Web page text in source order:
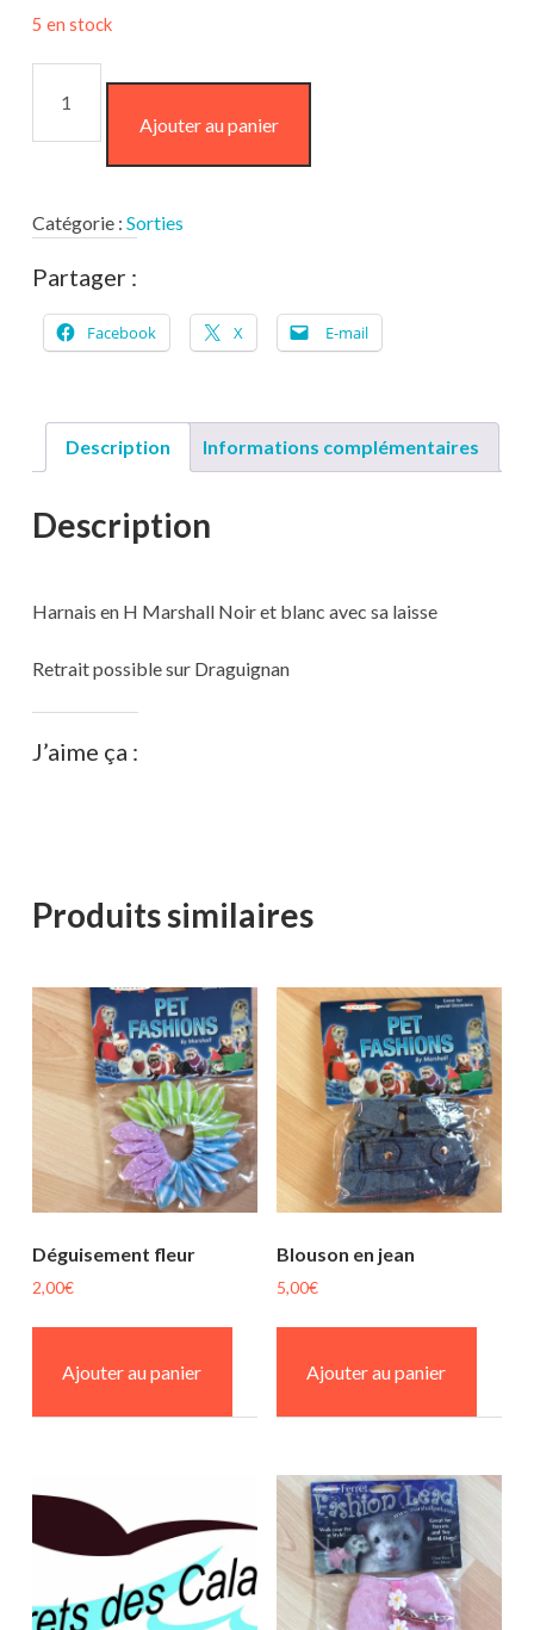
5 en stock
arbitre
laisse
Ajouter au panier
Catégorie : Sorties
Partager :
Facebook X E-mail
Description Informations complémentaires
Description
Harnais en H Marshall Noir et blanc avec sa laisse
Retrait possible sur Draguignan
J’aime ça :
Produits similaires
Déguisement fleur
2,00€
Ajouter au panier
Blouson en jean
5,00€
Ajouter au panier